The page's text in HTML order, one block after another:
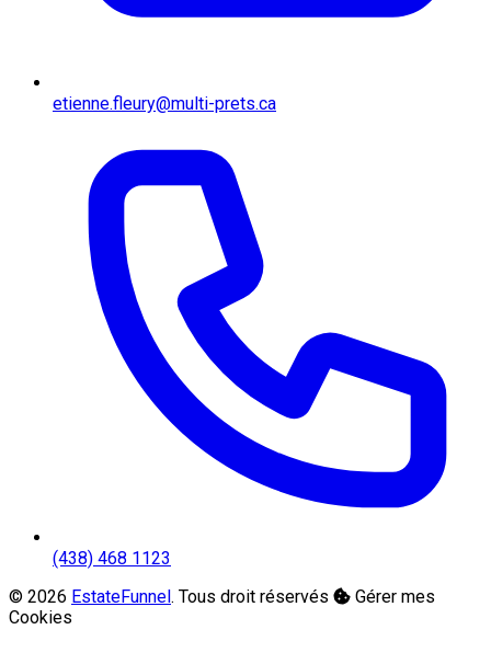
etienne.fleury@multi-prets.ca
(438) 468 1123
© 2026 EstateFunnel. Tous droit réservés
Gérer mes
Cookies